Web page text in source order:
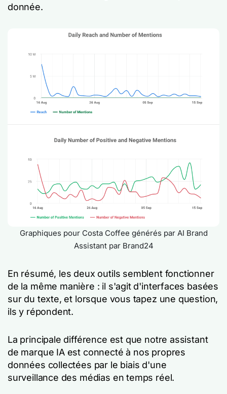
donnée.
Graphiques pour Costa Coffee générés par AI Brand
Assistant par Brand24
En résumé, les deux outils semblent fonctionner
de la même manière : il s'agit d'interfaces basées
sur du texte, et lorsque vous tapez une question,
ils y répondent.
La principale différence est que notre assistant
de marque IA est connecté à nos propres
données collectées par le biais d'une
surveillance des médias en temps réel.